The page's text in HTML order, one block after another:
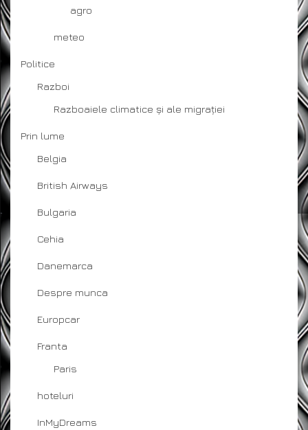
agro
meteo
Politice
Razboi
Razboaiele climatice și ale migrației
Prin lume
Belgia
British Airways
Bulgaria
Cehia
Danemarca
Despre munca
Europcar
Franta
Paris
hoteluri
InMyDreams